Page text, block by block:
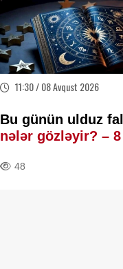
11:30 / 08 Avqust 2026
Bu günün ulduz
nələr gözləyir? –
48